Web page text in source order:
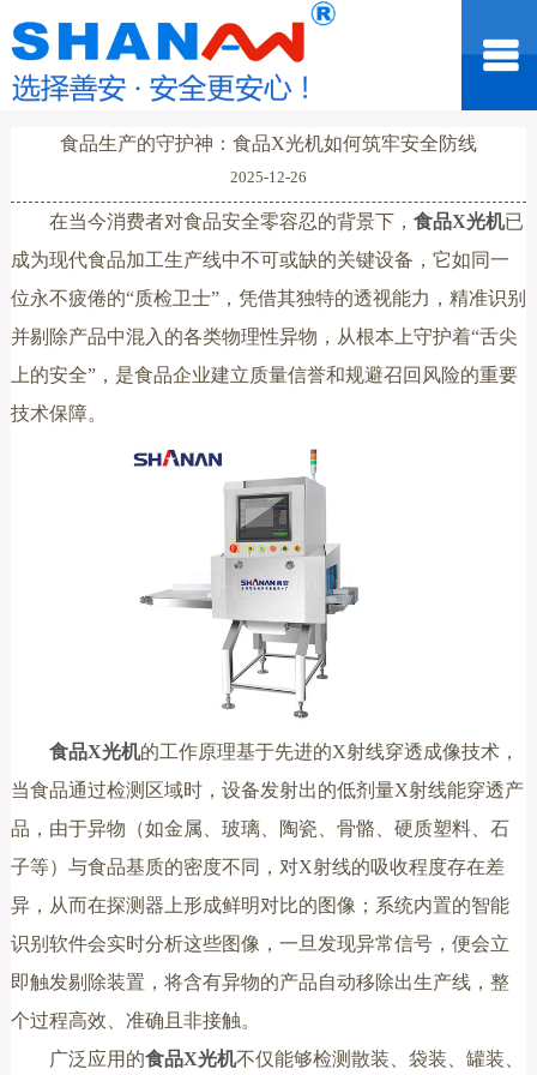
食品生产的守护神：食品X光机如何筑牢安全防线
2025-12-26
在当今消费者对食品安全零容忍的背景下， 食品X光机已
成为现代食品加工生产线中不可或缺的关键设备，它如同一
位永不疲倦的“质检卫士”，凭借其独特的透视能力，精准识别
并剔除产品中混入的各类物理性异物，从根本上守护着“舌尖
上的安全”，是食品企业建立质量信誉和规避召回风险的重要
技术保障。
食品X光机的工作原理基于先进的X射线穿透成像技术，
当食品通过检测区域时，设备发射出的低剂量X射线能穿透产
品，由于异物（如金属、玻璃、陶瓷、骨骼、硬质塑料、石
子等）与食品基质的密度不同，对X射线的吸收程度存在差
异，从而在探测器上形成鲜明对比的图像；系统内置的智能
识别软件会实时分析这些图像，一旦发现异常信号，便会立
即触发剔除装置，将含有异物的产品自动移除出生产线，整
个过程高效、准确且非接触。
广泛应用的食品X光机不仅能够检测散装、袋装、罐装、